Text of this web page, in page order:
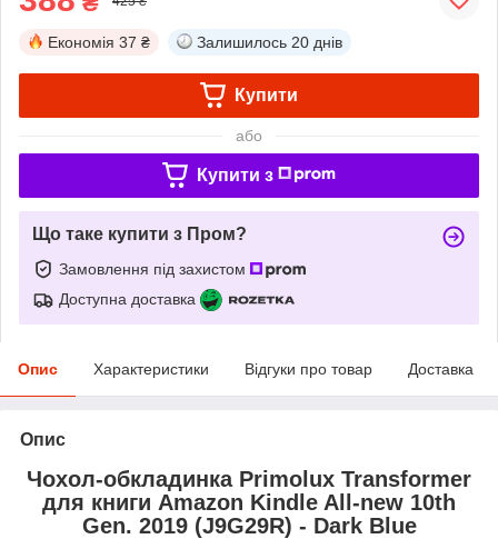
Економія 37 ₴ Залишилось 20 днів
Купити
або
Купити з
Що таке купити з Пром?
Замовлення під захистом
Доступна доставка
Опис Характеристики Відгуки про товар Доставка
Опис
Чохол-обкладинка Primolux Transformer
для книги Amazon Kindle All-new 10th
Gen. 2019 (J9G29R) - Dark Blue